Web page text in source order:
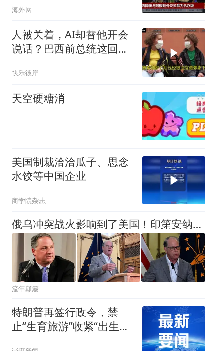
海外网
人被关着，AI却替他开会
说话？巴西前总统这回麻
快乐彼岸
天空硬糖消
美国制裁洽洽瓜子、思念
水饺等中国企业
商学院杂志
俄乌冲突战火影响到了美国！印第安纳州宣布进入紧急状态！
流年顛簸
特朗普再签行政令，禁
止“生育旅游”收紧“出生公